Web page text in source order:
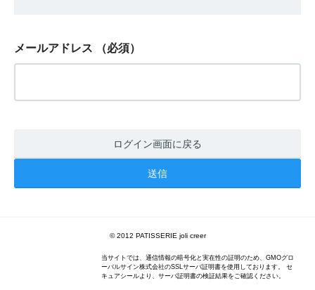
メールアドレス （必須）
ログイン画面に戻る
© 2012 PATISSERIE joli creer
当サイトでは、通信情報の暗号化と実在性の証明のため、GMOグロ
ーバルサイン株式会社のSSLサーバ証明書を使用しております。 セ
キュアシールより、サーバ証明書の検証結果をご確認ください。